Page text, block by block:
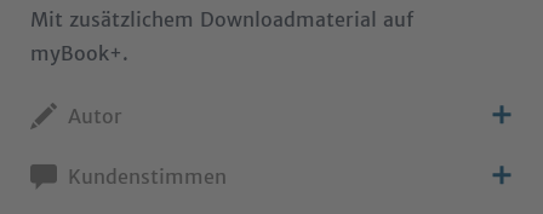
Mit zusätzlichem Downloadmaterial auf
myBook+.
Autor
Kundenstimmen